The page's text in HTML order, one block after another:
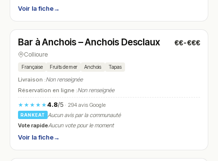
Voir la fiche→
N° 5
Bar à Anchois – Anchois Desclaux €€-€€€
Collioure
Française Fruits de mer Anchois Tapas
Livraison :Non renseignée
Réservation en ligne :Non renseignée
★★★★★4.8/5· 294 avis Google
RANKEAT
Aucun avis par la communauté
Vote rapideAucun vote pour le moment
Voir la fiche→